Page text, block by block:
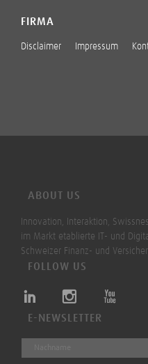
FIRMA
Disclaimer Impressum
ABOUT US
Innovation, Interaktion,
im Markt etablierte IT- und
Schweizer Finanz- und
FOLLOW US
E-NEWSLETTER